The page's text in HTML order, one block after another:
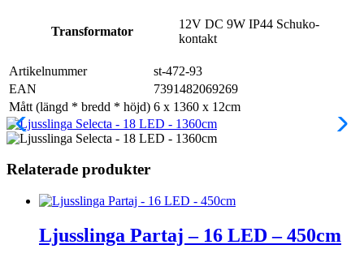
Transformator
12V DC 9W IP44 Schuko-
kontakt
Artikelnummer
st-472-93
EAN
7391482069269
Mått (längd * bredd * höjd) 6 x 1360 x 12cm
Relaterade produkter
Ljusslinga Partaj – 16 LED – 450cm